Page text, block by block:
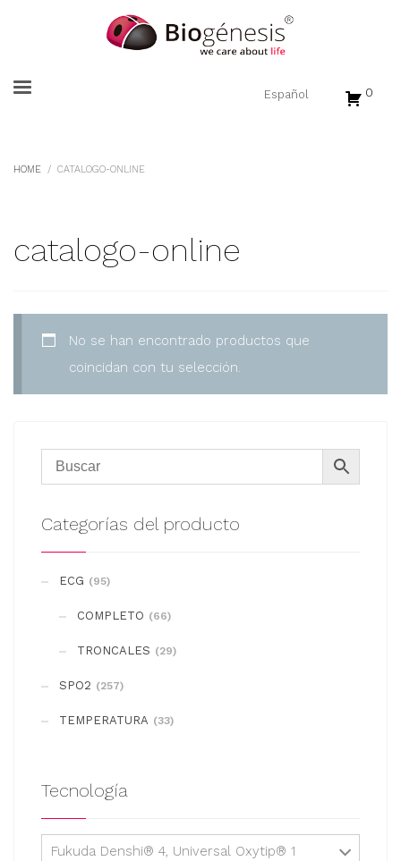
0
HOME CATALOGO-ONLINE
catalogo-online
No se han encontrado productos que
coincidan con tu selección.
Categorías del producto
ECG (95)
COMPLETO (66)
TRONCALES (29)
SPO2 (257)
TEMPERATURA (33)
Tecnología
Fukuda Denshi® 4, Universal Oxytip® 1